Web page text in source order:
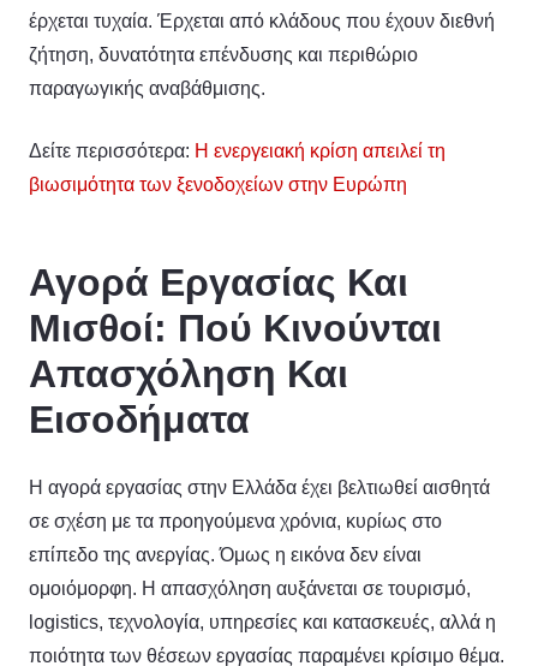
έρχεται τυχαία. Έρχεται από κλάδους που έχουν διεθνή
ζήτηση, δυνατότητα επένδυσης και περιθώριο
παραγωγικής αναβάθμισης.
Δείτε περισσότερα: Η ενεργειακή κρίση απειλεί τη
βιωσιμότητα των ξενοδοχείων στην Ευρώπη
Αγορά Εργασίας Και
Μισθοί: Πού Κινούνται
Απασχόληση Και
Εισοδήματα
Η αγορά εργασίας στην Ελλάδα έχει βελτιωθεί αισθητά
σε σχέση με τα προηγούμενα χρόνια, κυρίως στο
επίπεδο της ανεργίας. Όμως η εικόνα δεν είναι
ομοιόμορφη. Η απασχόληση αυξάνεται σε τουρισμό,
logistics, τεχνολογία, υπηρεσίες και κατασκευές, αλλά η
ποιότητα των θέσεων εργασίας παραμένει κρίσιμο θέμα.